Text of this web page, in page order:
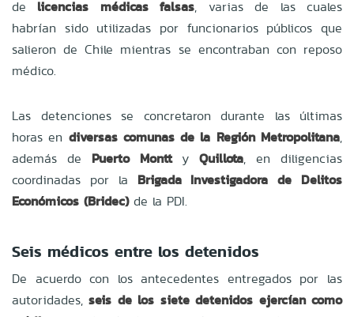
de licencias médicas falsas, varias de las cuales
habrían sido utilizadas por funcionarios públicos que
salieron de Chile mientras se encontraban con reposo
médico.
Las detenciones se concretaron durante las últimas
horas en diversas comunas de la Región Metropolitana,
además de Puerto MonttyQuillota, en diligencias
coordinadas por la Brigada Investigadora de Delitos
Económicos (Bridec)de la PDI.
Seis médicos entre los detenidos
De acuerdo con los antecedentes entregados por las
autoridades,seis de los siete detenidos ejercían como